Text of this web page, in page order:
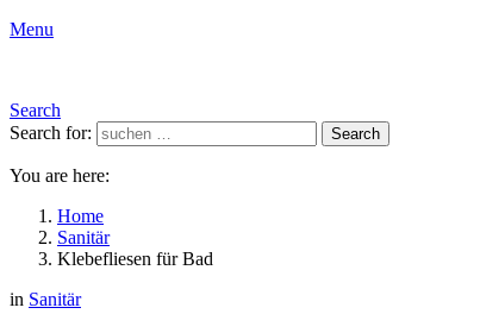
Menu
Search
Search for:
Search
You are here:
Home
Sanitär
Klebefliesen für Bad
in Sanitär